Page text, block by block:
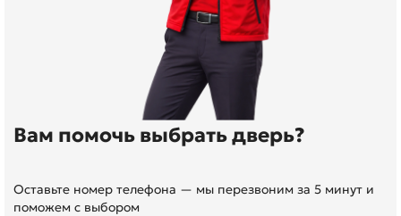
Вам помочь выбрать дверь?
Оставьте номер телефона — мы перезвоним за 5 минут и
поможем с выбором